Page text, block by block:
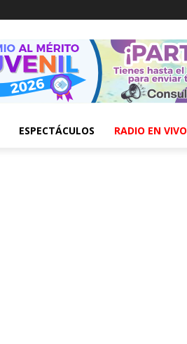
ESPECTÁCULOS RADIO EN VIVO